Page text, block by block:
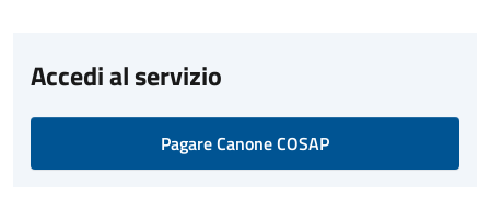
Accedi al servizio
Pagare Canone COSAP